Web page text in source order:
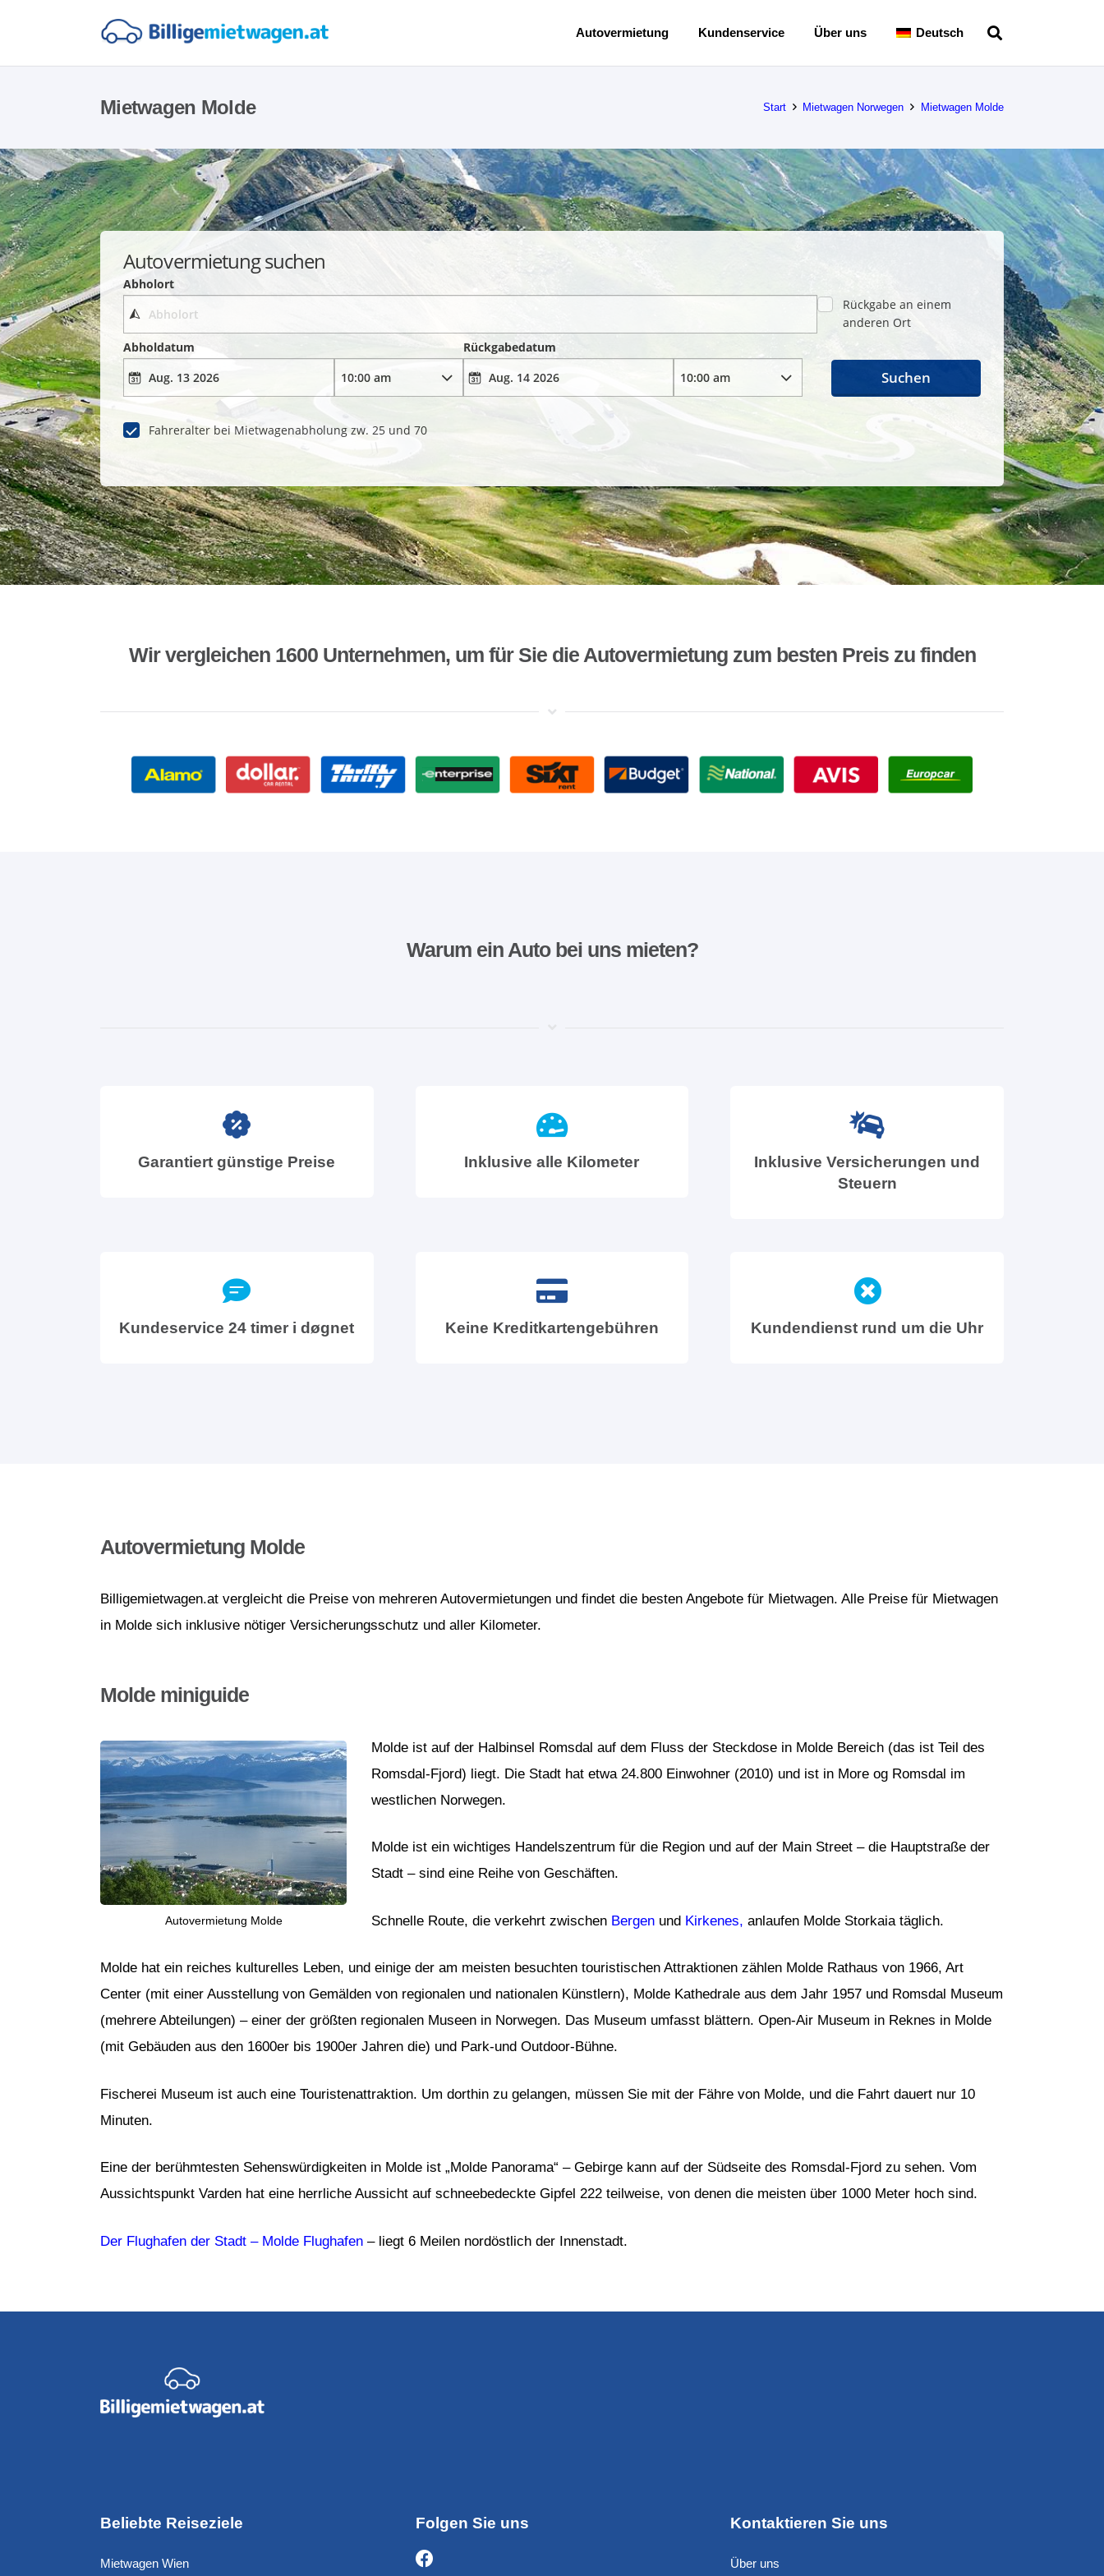
Autovermietung Kundenservice Über uns Deutsch
Mietwagen Molde Start Mietwagen Norwegen Mietwagen Molde
Autovermietung suchen
Abholort
Rückgabe an einem
anderen Ort
Abholdatum
Rückgabedatum
Fahreralter bei Mietwagenabholung zw. 25 und 70
Suchen
Wir vergleichen 1600 Unternehmen, um für Sie die Autovermietung zum besten Preis zu finden
Warum ein Auto bei uns mieten?
Garantiert günstige Preise Inklusive alle Kilometer
Inklusive Versicherungen und
Steuern
Kundeservice 24 timer i døgnet Keine Kreditkartengebühren Kundendienst rund um die Uhr
Autovermietung Molde
Billigemietwagen.at vergleicht die Preise von mehreren Autovermietungen und findet die besten Angebote für Mietwagen. Alle Preise für Mietwagen
in Molde sich inklusive nötiger Versicherungsschutz und aller Kilometer.
Molde miniguide
Autovermietung Molde
Molde ist auf der Halbinsel Romsdal auf dem Fluss der Steckdose in Molde Bereich (das ist Teil des
Romsdal-Fjord) liegt. Die Stadt hat etwa 24.800 Einwohner (2010) und ist in More og Romsdal im
westlichen Norwegen.
Molde ist ein wichtiges Handelszentrum für die Region und auf der Main Street – die Hauptstraße der
Stadt – sind eine Reihe von Geschäften.
Schnelle Route, die verkehrt zwischen Bergen und Kirkenes, anlaufen Molde Storkaia täglich.
Molde hat ein reiches kulturelles Leben, und einige der am meisten besuchten touristischen Attraktionen zählen Molde Rathaus von 1966, Art
Center (mit einer Ausstellung von Gemälden von regionalen und nationalen Künstlern), Molde Kathedrale aus dem Jahr 1957 und Romsdal Museum
(mehrere Abteilungen) – einer der größten regionalen Museen in Norwegen. Das Museum umfasst blättern. Open-Air Museum in Reknes in Molde
(mit Gebäuden aus den 1600er bis 1900er Jahren die) und Park-und Outdoor-Bühne.
Fischerei Museum ist auch eine Touristenattraktion. Um dorthin zu gelangen, müssen Sie mit der Fähre von Molde, und die Fahrt dauert nur 10
Minuten.
Eine der berühmtesten Sehenswürdigkeiten in Molde ist „Molde Panorama“ – Gebirge kann auf der Südseite des Romsdal-Fjord zu sehen. Vom
Aussichtspunkt Varden hat eine herrliche Aussicht auf schneebedeckte Gipfel 222 teilweise, von denen die meisten über 1000 Meter hoch sind.
Der Flughafen der Stadt – Molde Flughafen – liegt 6 Meilen nordöstlich der Innenstadt.
Beliebte Reiseziele
Mietwagen Wien
Folgen Sie uns Kontaktieren Sie uns
Über uns